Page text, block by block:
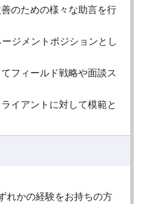
のための様々な助言を行
ジメントポジションとし
フィールド戦略や面談ス
イアントに対して模範と
れかの経験をお持ちの方